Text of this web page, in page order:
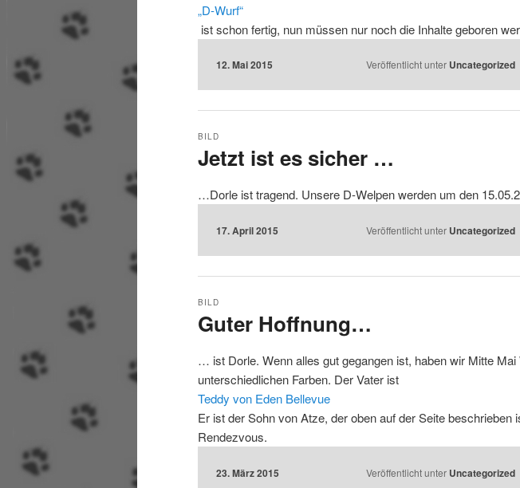
„D-Wurf“
ist schon fertig, nun müssen nur noch die Inhalte geboren
12. Mai 2015 Veröffentlicht unter Uncategorized
Jetzt ist es sicher …
BILD
…Dorle ist tragend. Unsere D-Welpen werden um den
17. April 2015 Veröffentlicht unter Uncategorized
Guter Hoffnung…
BILD
… ist Dorle. Wenn alles gut gegangen ist, haben wir Mitte Mai
unterschiedlichen Farben. Der Vater ist
Teddy von Eden Bellevue
Er ist der Sohn von Atze, der oben auf der Seite beschrieben
Rendezvous.
23. März 2015 Veröffentlicht unter Uncategorized